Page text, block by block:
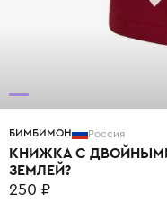
БИМБИМОН Россия
КНИЖКА С
ЗЕМЛЕЙ?
250 ₽